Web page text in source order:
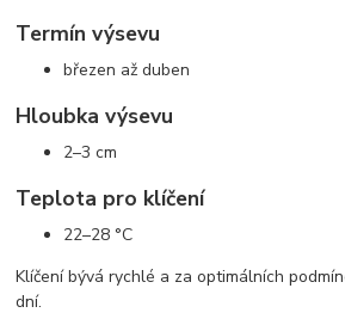
Termín výsevu
březen až duben
Hloubka výsevu
2–3 cm
Teplota pro klíčení
22–28 °C
Klíčení bývá rychlé a za optimálních
dní.